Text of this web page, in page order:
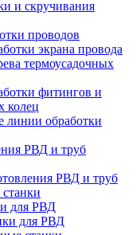
и скручивания
проводов
экрана провода
термоусадочных
фитингов и
колец
линии обработки
РВД и труб
РВД и труб
для РВД
для РВД